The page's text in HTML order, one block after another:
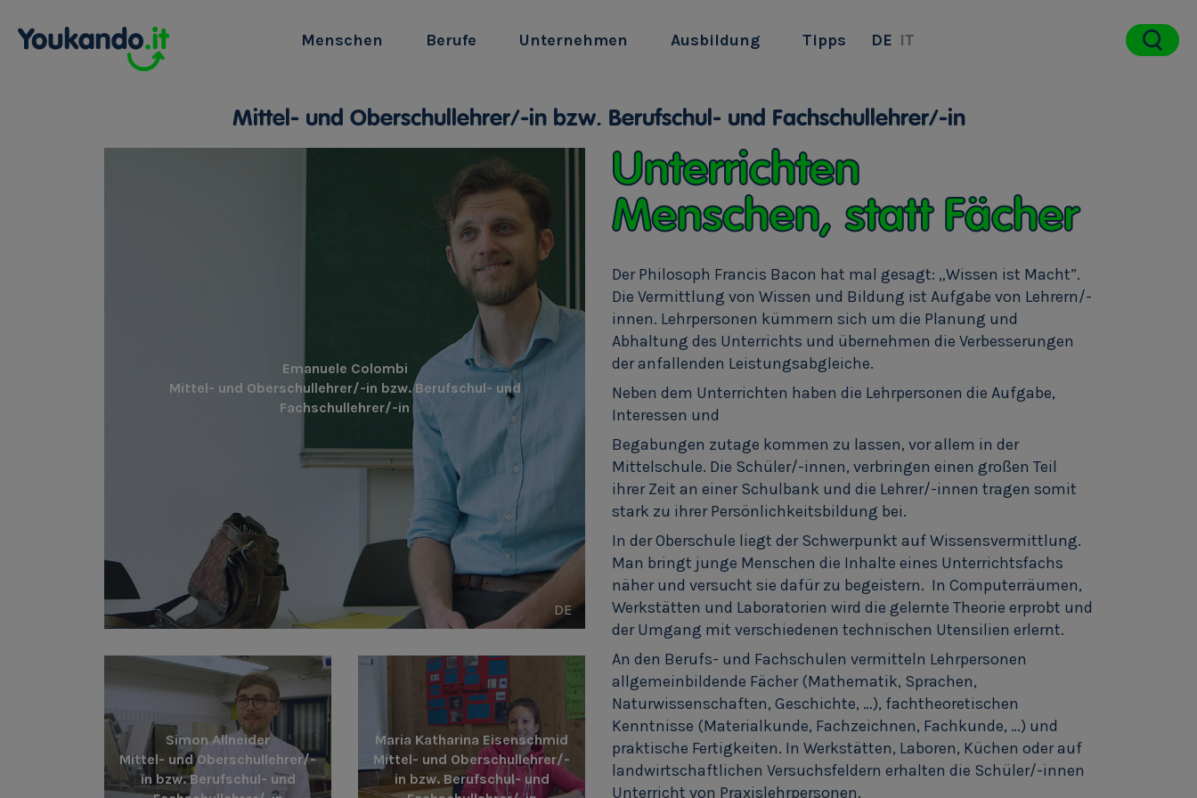
Menschen Berufe Unternehmen Ausbildung Tipps DE IT
Mittel- und Oberschullehrer/-in bzw. Berufschul- und Fachschullehrer/-in
Unterrichten
Menschen, statt Fächer
Der Philosoph Francis Bacon hat mal gesagt: „Wissen ist Macht”.
Die Vermittlung von Wissen und Bildung ist Aufgabe von Lehrern/-
innen. Lehrpersonen kümmern sich um die Planung und
Abhaltung des Unterrichts und übernehmen die Verbesserungen
der anfallenden Leistungsabgleiche.
Neben dem Unterrichten haben die Lehrpersonen die Aufgabe,
Interessen und
Begabungen zutage kommen zu lassen, vor allem in der
Mittelschule. Die Schüler/-innen, verbringen einen großen Teil
ihrer Zeit an einer Schulbank und die Lehrer/-innen tragen somit
stark zu ihrer Persönlichkeitsbildung bei.
In der Oberschule liegt der Schwerpunkt auf Wissensvermittlung.
Man bringt junge Menschen die Inhalte eines Unterrichtsfachs
näher und versucht sie dafür zu begeistern. In Computerräumen,
Werkstätten und Laboratorien wird die gelernte Theorie erprobt und
der Umgang mit verschiedenen technischen Utensilien erlernt.
An den Berufs- und Fachschulen vermitteln Lehrpersonen
allgemeinbildende Fächer (Mathematik, Sprachen,
Naturwissenschaften, Geschichte, …), fachtheoretischen
Kenntnisse (Materialkunde, Fachzeichnen, Fachkunde, …) und
praktische Fertigkeiten. In Werkstätten, Laboren, Küchen oder auf
landwirtschaftlichen Versuchsfeldern erhalten die Schüler/-innen
Unterricht von Praxislehrpersonen.
Emanuele Colombi
Mittel- und Oberschullehrer/-in bzw. Berufschul- und
Fachschullehrer/-in
DE
Simon Allneider
Mittel- und Oberschullehrer/-
in bzw. Berufschul- und
Maria Katharina Eisenschmid
Mittel- und Oberschullehrer/-
in bzw. Berufschul- und